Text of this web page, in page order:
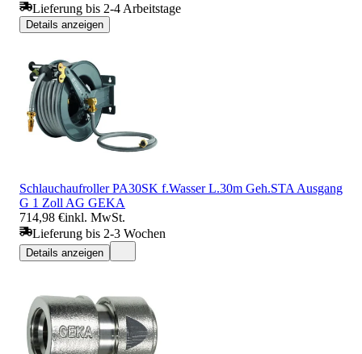
Lieferung bis 2-4 Arbeitstage
Details anzeigen
Schlauchaufroller PA30SK f.Wasser L.30m Geh.STA Ausgang
G 1 Zoll AG GEKA
714,98 €inkl. MwSt.
Lieferung bis 2-3 Wochen
Details anzeigen